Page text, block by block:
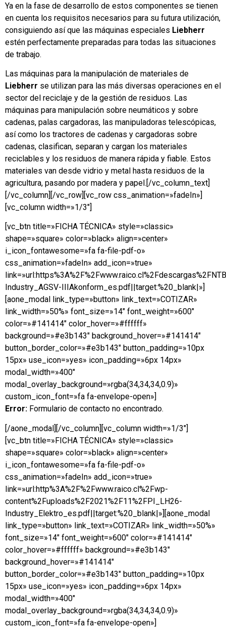
Ya en la fase de desarrollo de estos componentes se tienen
en cuenta los requisitos necesarios para su futura utilización,
consiguiendo así que las máquinas especiales Liebherr
estén perfectamente preparadas para todas las situaciones
de trabajo.
Las máquinas para la manipulación de materiales de
Liebherr se utilizan para las más diversas operaciones en el
sector del reciclaje y de la gestión de residuos. Las
máquinas para manipulación sobre neumáticos y sobre
cadenas, palas cargadoras, las manipuladoras telescópicas,
así como los tractores de cadenas y cargadoras sobre
cadenas, clasifican, separan y cargan los materiales
reciclables y los residuos de manera rápida y fiable. Estos
materiales van desde vidrio y metal hasta residuos de la
agricultura, pasando por madera y papel.[/vc_column_text]
[/vc_column][/vc_row][vc_row css_animation=»fadeIn»]
[vc_column width=»1/3″]
[vc_btn title=»FICHA TÉCNICA» style=»classic»
shape=»square» color=»black» align=»center»
i_icon_fontawesome=»fa fa-file-pdf-o»
css_animation=»fadeIn» add_icon=»true»
Industry_AGSV-IIIAkonform_es.pdf||target:%20_blank|»]
[aone_modal link_type=»button» link_text=»COTIZAR»
link_width=»50%» font_size=»14″ font_weight=»600″
color=»#141414″ color_hover=»#ffffff»
background=»#e3b143″ background_hover=»#141414″
button_border_color=»#e3b143″ button_padding=»10px
15px» use_icon=»yes» icon_padding=»6px 14px»
modal_width=»400″
modal_overlay_background=»rgba(34,34,34,0.9)»
custom_icon_font=»fa fa-envelope-open»]
Error: Formulario de contacto no encontrado.
[/aone_modal][/vc_column][vc_column width=»1/3″]
[vc_btn title=»FICHA TÉCNICA» style=»classic»
shape=»square» color=»black» align=»center»
i_icon_fontawesome=»fa fa-file-pdf-o»
css_animation=»fadeIn» add_icon=»true»
link=»url:http%3A%2F%2Fwww.raico.cl%2Fwp-
content%2Fuploads%2F2021%2F11%2FPI_LH26-
Industry_Elektro_es.pdf||target:%20_blank|»][aone_modal
link_type=»button» link_text=»COTIZAR» link_width=»50%»
font_size=»14″ font_weight=»600″ color=»#141414″
color_hover=»#ffffff» background=»#e3b143″
background_hover=»#141414″
button_border_color=»#e3b143″ button_padding=»10px
15px» use_icon=»yes» icon_padding=»6px 14px»
modal_width=»400″
modal_overlay_background=»rgba(34,34,34,0.9)»
custom_icon_font=»fa fa-envelope-open»]